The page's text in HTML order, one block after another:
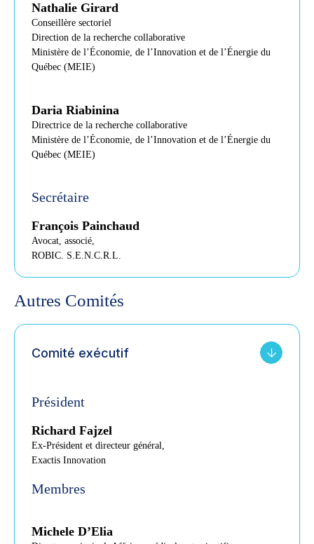
Nathalie Girard
Conseillère sectoriel
Direction de la recherche collaborative
Ministère de l’Économie, de l’Innovation et de l’Énergie du
Québec (MEIE)
Daria Riabinina
Directrice de la recherche collaborative
Ministère de l’Économie, de l’Innovation et de l’Énergie du
Québec (MEIE)
Secrétaire
François Painchaud
Avocat, associé,
ROBIC. S.E.N.C.R.L.
Autres Comités
Comité exécutif
Président
Richard Fajzel
Ex-Président et directeur général,
Exactis Innovation
Membres
Michele D’Elia